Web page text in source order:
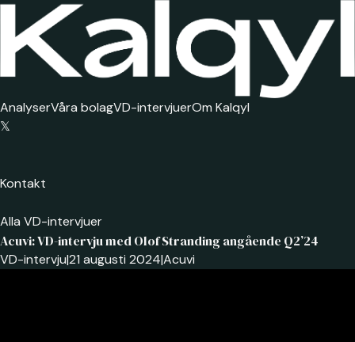
AnalyserVåra bolagVD-intervjuerOm Kalqyl
𝕏
Kontakt
Alla VD-intervjuer
Acuvi: VD-intervju med Olof Stranding angående Q2’24
VD-intervju|21 augusti 2024|Acuvi